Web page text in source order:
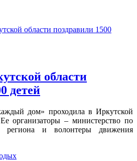
области
детей
дом» проходила в Иркутской
организаторы – министерство по
региона и волонтеры движения